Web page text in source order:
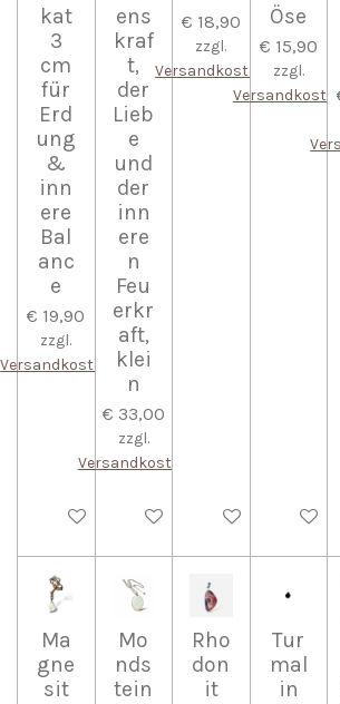
kat
3
cm
für
Erd
ung
&
inn
ere
Bal
anc
e
€ 19,90
zzgl.
Versandkosten
In den Warenkorb
ens
kraf
t,
der
Lieb
e
und
der
inn
ere
n
Feu
erkr
aft,
klei
n
€ 33,00
zzgl.
Versandkosten
In den Warenkorb
€ 18,90
zzgl.
Versandkosten
In den Warenkorb
Öse
€ 15,90
zzgl.
In den
Ma
gne
sit
Mo
nds
tein
Rho
don
it
Tur
mal
in